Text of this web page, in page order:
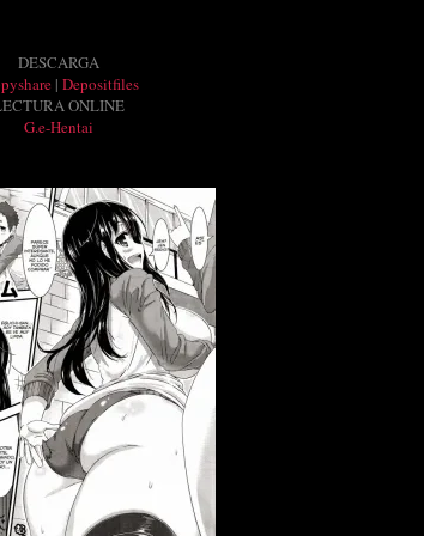
DESCARGA
| Depositfiles
ONLINE
G.e-Hentai